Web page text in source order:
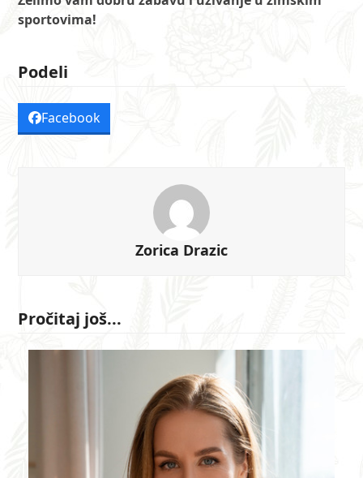
sportovima!
Podeli
Facebook
Zorica Drazic
Pročitaj još...